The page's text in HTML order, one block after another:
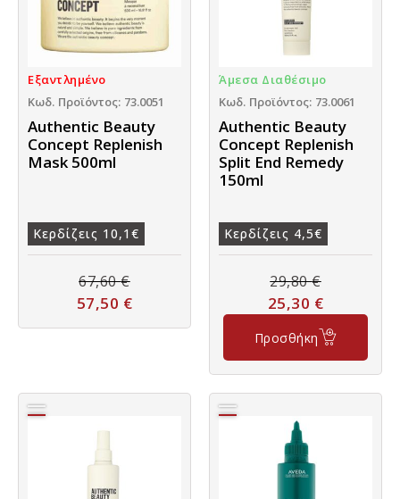
Εξαντλημένο
Κωδ. Προϊόντος: 73.0051
Authentic Beauty
Concept Replenish
Mask 500ml
Κερδίζεις 10,1€
67,60€
57,50 €
Άμεσα Διαθέσιμο
Κωδ. Προϊόντος: 73.0061
Authentic Beauty
Concept Replenish
Split End Remedy
150ml
Κερδίζεις 4,5€
29,80€
25,30 €
Προσθήκη